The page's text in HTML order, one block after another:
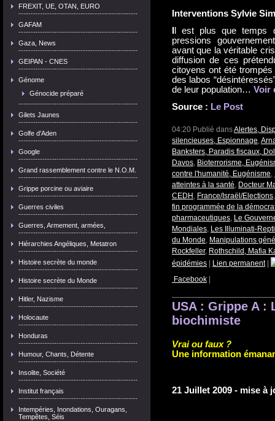
FREXIT, UE, OTAN, EURO
GAFAM
Gaza, News
GEIPAN - CNES
Génome
Génocide préparé
Gilets Jaunes
Golfe d'Aden
Google
Grand rassemblement contre le N.O.M.
Grippe porcine ou aviaire
Guerres civiles
Guerres, Armement, armées,
Hiérarchies Angéliques, Metatron
Histoire secrète du monde
Histoire secrète du Monde
Hitler, Nazisme
Holocaute
Honduras
Humour, Chants, Détente
Insolite, Société
Institut français
Intempéries, Inondations, Ouragans,
Tempêtes, Séis
Interventions Sylvie
l est plus que temps
pressions
avant que la véritable
diffusion de ces
citoyens ont été
des labos
de leur population… Voir
Source : Le Post
04:20 Publié dansAlertes,
silencieuses, Espionnage,
Banksters, Paradis fiscaux,
Davos, Bioterrorisme,
contre l'humanité, Eugénisme,
atteintes à la santé, Docteur
CEDH , France/Israël/Elections
fin programmée de la
pharmaceutiques, Le
Mondiales, Les Illuminati-
du Monde, Manipulations
Rockfeller, Rothschild, Mafia
épidémies
Lien permanent|
Facebook
USA : Grippe A :
biochimiste
Vrai ou faux ?
Une information
21 Juillet 2009 - mise à